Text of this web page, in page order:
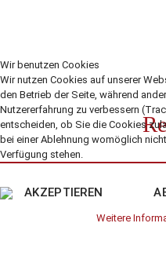
Wir benutzen Cookies
Wir nutzen Cookies auf unserer
den Betrieb der Seite, während
Nutzererfahrung zu verbessern
entscheiden, ob Sie die Cookies
bei einer Ablehnung womöglich
Verfügung stehen.
AKZEPTIEREN
Weitere